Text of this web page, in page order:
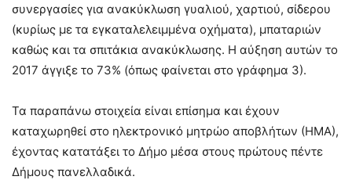
συνεργασίες για ανακύκλωση γυαλιού, χαρτιού, σίδερου
(κυρίως με τα εγκαταλελειμμένα οχήματα), μπαταριών
καθώς και τα σπιτάκια ανακύκλωσης. Η αύξηση αυτών το
2017 άγγιξε το 73% (όπως φαίνεται στο γράφημα 3).
Τα παραπάνω στοιχεία είναι επίσημα και έχουν
καταχωρηθεί στο ηλεκτρονικό μητρώο αποβλήτων (ΗΜΑ),
έχοντας κατατάξει το Δήμο μέσα στους πρώτους πέντε
Δήμους πανελλαδικά.